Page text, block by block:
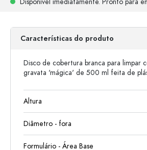
Características do produto
Disco de cobertura branca para limpar
gravata 'mágica' de 500 ml feita de
Altura
Diâmetro - fora
Formulário - Área Base